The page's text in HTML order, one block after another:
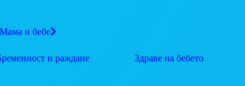
Мама и бебе
и раждане Здраве на бебето